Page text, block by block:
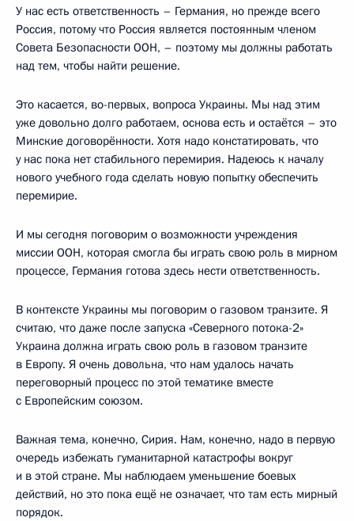
У нас есть ответственность – Германия, но прежде всего
Россия, потому что Россия является постоянным членом
Совета Безопасности ООН, – поэтому мы должны работать
над тем, чтобы найти решение.
Это касается, во-первых, вопроса Украины. Мы над этим
уже довольно долго работаем, основа есть и остаётся – это
Минские договорённости. Хотя надо констатировать, что
у нас пока нет стабильного перемирия. Надеюсь к началу
нового учебного года сделать новую попытку обеспечить
перемирие.
И мы сегодня поговорим о возможности учреждения
миссии ООН, которая смогла бы играть свою роль в мирном
процессе, Германия готова здесь нести ответственность.
В контексте Украины мы поговорим о газовом транзите. Я
считаю, что даже после запуска «Северного потока-2»
Украина должна играть свою роль в газовом транзите
в Европу. Я очень довольна, что нам удалось начать
переговорный процесс по этой тематике вместе
с Европейским союзом.
Важная тема, конечно, Сирия. Нам, конечно, надо в первую
очередь избежать гуманитарной катастрофы вокруг
и в этой стране. Мы наблюдаем уменьшение боевых
действий, но это пока ещё не означает, что там есть мирный
порядок.